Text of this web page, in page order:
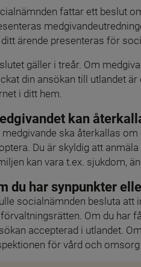
fattar ett beslut
ditt ärende presenteras för
gäller i treår. Om
din ansökan till utlandet
i ditt hem.
kan
medgivande ska återkallas
Du är skyldig att
kan vara t.ex. sjukdom,
du har synpunkter
socialnämnden besluta att
Om du har
accepterad i utlandet.
för vård och